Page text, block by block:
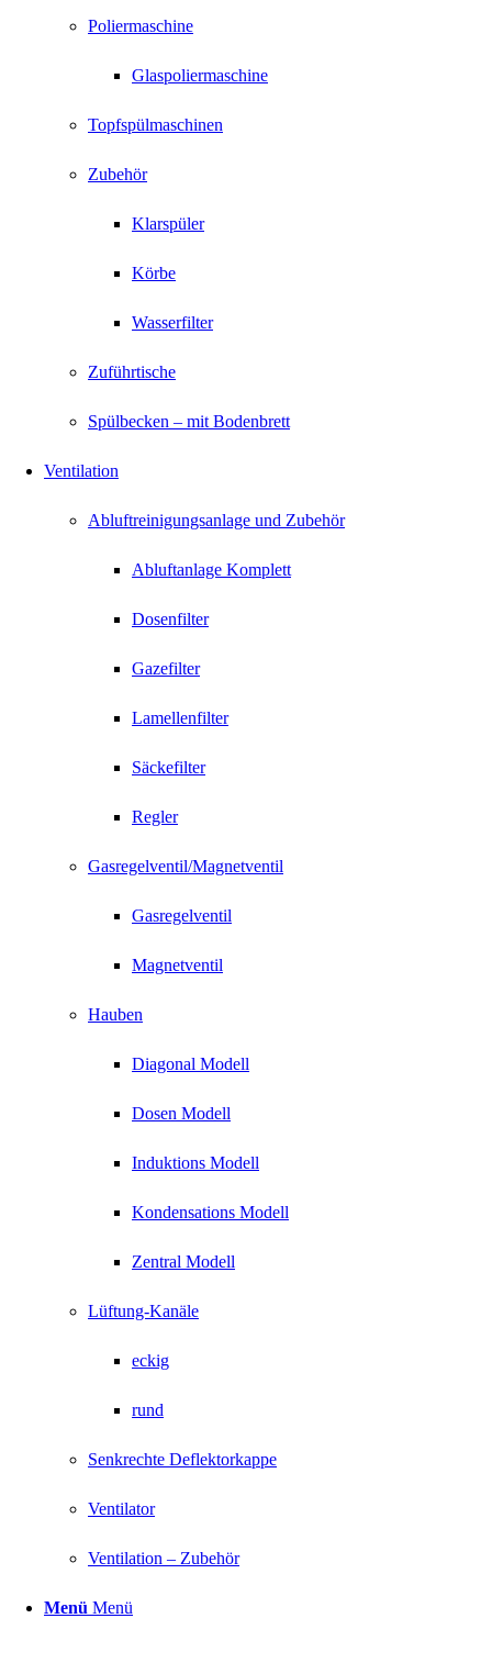
Poliermaschine
Glaspoliermaschine
Topfspülmaschinen
Zubehör
Klarspüler
Körbe
Wasserfilter
Zuführtische
Spülbecken – mit Bodenbrett
Ventilation
Abluftreinigungsanlage und Zubehör
Abluftanlage Komplett
Dosenfilter
Gazefilter
Lamellenfilter
Säckefilter
Regler
Gasregelventil/Magnetventil
Gasregelventil
Magnetventil
Hauben
Diagonal Modell
Dosen Modell
Induktions Modell
Kondensations Modell
Zentral Modell
Lüftung-Kanäle
eckig
rund
Senkrechte Deflektorkappe
Ventilator
Ventilation – Zubehör
Menü Menü